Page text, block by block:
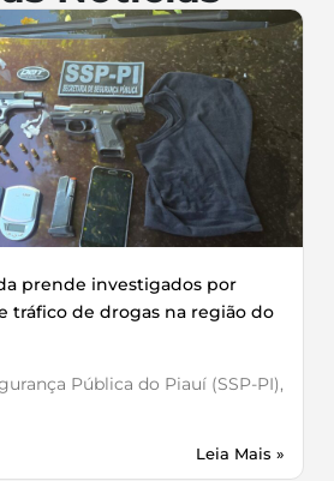
prende investigados por
tráfico de drogas na região do
Pública do Piauí (SSP-PI),
Leia Mais »